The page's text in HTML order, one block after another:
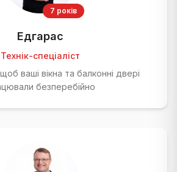
7 років
Едгарас
Технік-спеціаліст
ваші вікна та балконні двері
безперебійно